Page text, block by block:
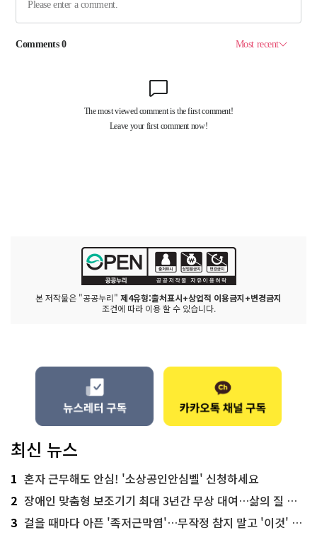
본 저작물은 "공공누리" 제4유형:출처표시+상업적 이용금지+변경금지
조건에 따라 이용 할 수 있습니다.
최신 뉴스
1 혼자 근무해도 안심! '소상공인안심벨' 신청하세요
2 장애인 맞춤형 보조기기 최대 3년간 무상 대여…삶의 질 높인다
3 걸을 때마다 아픈 '족저근막염'…무작정 참지 말고 '이것' 해보세요!